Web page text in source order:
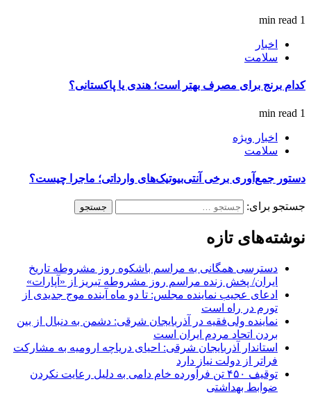
1 min read
اخبار
سلامت
کدام برنج برای مصرف بهتر است؛ هندی یا پاکستانی؟
1 min read
اخبار ویژه
سلامت
دستور جمع‌آوری برخی آنتی‌بیوتیک‌های وارداتی؛ ماجرا چیست؟
جستجو برای:
نوشته‌های تازه
دسترسی همگانی به مراسم باشکوه روز مشروطه تاریخ
ایران/ پخش زنده مراسم روز مشروطه تبریز از «آپارات»
ادعای عجیب نماینده مجلس: تا دو ماه آینده موج جدیدی از
تورم در راه است
نماینده ولی‌فقیه در آذربایجان شرقی: دشمن به دنبال از بین
بردن اتحاد مردم ایران است
استاندار آذربایجان شرقی: احیای دریاچه ارومیه به مشارکت
فراتر از دولت نیاز دارد
توقیف ۴۵۰ تن فرآورده خام دامی به دلیل رعایت نکردن
ضوابط بهداشتی